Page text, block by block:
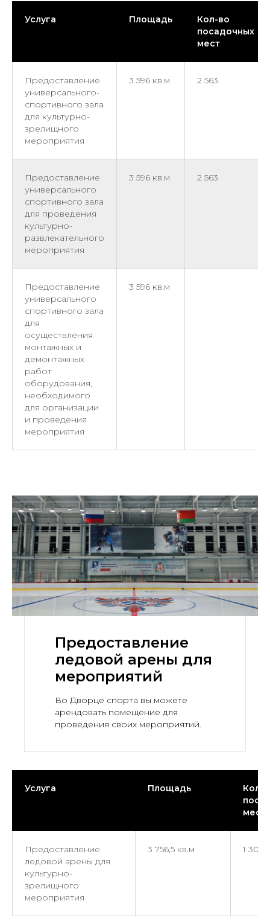
Услуга Площадь
Кол-во
посадочных
мест
Предоставление
универсального-
спортивного зала
для культурно-
зрелищного
мероприятия
3 596 кв.м 2 563
Предоставление
универсального
спортивного зала
для проведения
культурно-
развлекательного
мероприятия
3 596 кв.м 2 563
Предоставление
универсального
спортивного зала
для
осуществления
монтажных и
демонтажных
работ
оборудования,
необходимого
для организации
и проведения
мероприятия
3 596 кв.м
Предоставление
ледовой арены для
мероприятий
Во Дворце спорта вы можете
арендовать помещение для
проведения своих мероприятий.
Услуга Площадь
Кол-
мест
Предоставление
ледовой арены для
культурно-
зрелищного
мероприятия
3 756,5 кв.м 1 302